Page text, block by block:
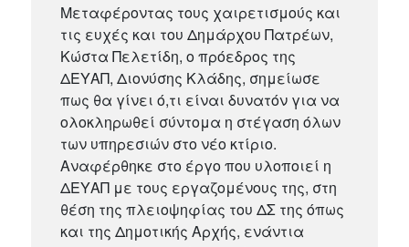
Μεταφέροντας τους χαιρετισμούς και
τις ευχές και του Δημάρχου Πατρέων,
Κώστα Πελετίδη, ο πρόεδρος της
ΔΕΥΑΠ, Διονύσης Κλάδης, σημείωσε
πως θα γίνει ό,τι είναι δυνατόν για να
ολοκληρωθεί σύντομα η στέγαση όλων
των υπηρεσιών στο νέο κτίριο.
Αναφέρθηκε στο έργο που υλοποιεί η
ΔΕΥΑΠ με τους εργαζομένους της, στη
θέση της πλειοψηφίας του ΔΣ της όπως
και της Δημοτικής Αρχής, ενάντια